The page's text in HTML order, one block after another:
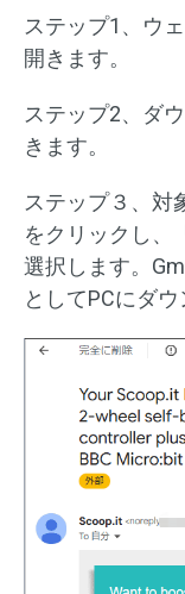
ステップ1、ウ
開きます。
ステップ2、ダ
きます。
ステップ３、対
をクリックし、
選択します。
としてPCにダウ